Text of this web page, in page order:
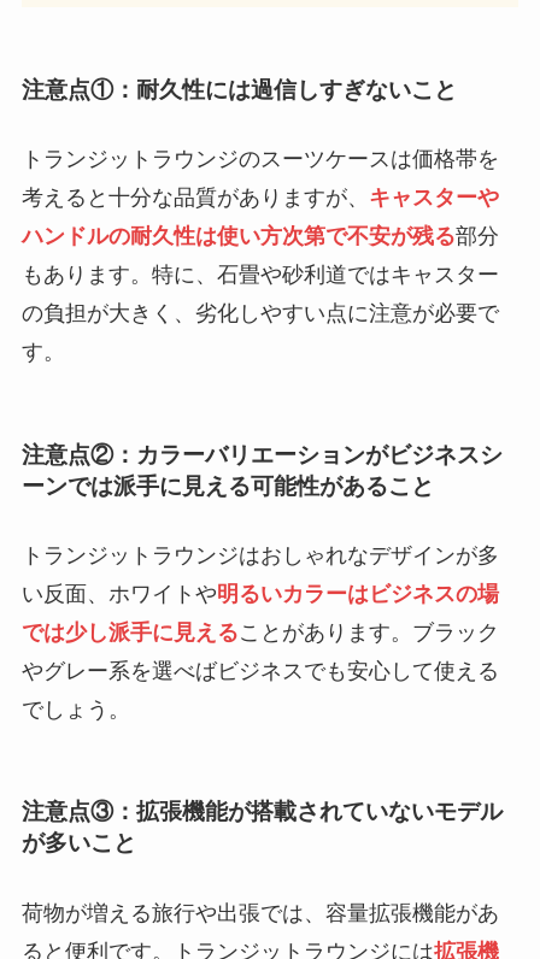
注意点①：耐久性には過信しすぎないこと
トランジットラウンジのスーツケースは価格帯を
考えると十分な品質がありますが、 キャスターや
ハンドルの耐久性は使い方次第で不安が残る部分
もあります。特に、石畳や砂利道ではキャスター
の負担が大きく、劣化しやすい点に注意が必要で
す。
注意点②：カラーバリエーションがビジネスシ
ーンでは派手に見える可能性があること
トランジットラウンジはおしゃれなデザインが多
い反面、ホワイトや明るいカラーはビジネスの場
では少し派手に見えることがあります。ブラック
やグレー系を選べばビジネスでも安心して使える
でしょう。
注意点③：拡張機能が搭載されていないモデル
が多いこと
荷物が増える旅行や出張では、容量拡張機能があ
ると便利です。トランジットラウンジには拡張機